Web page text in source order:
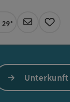
Aktuelles
29°